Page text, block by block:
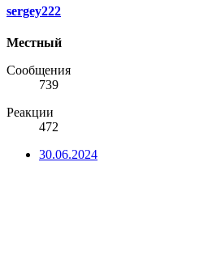
sergey222
Местный
Сообщения
739
Реакции
472
30.06.2024